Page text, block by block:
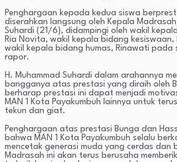
Penghargaan kepada kedua siswa
diserahkan langsung oleh Kepala
Suhardi (21/6), didampingi oleh wakil
Ria Novita, wakil kepala bidang kesiswaan,
wakil kepala bidang humas, Rinawati pada
rapor.
H. Muhammad Suhardi dalam arahannya
bangganya atas prestasi yang diraih oleh
berharap prestasi ini dapat menjadi
MAN 1 Kota Payakumbuh lainnya untuk
tekun dan giat.
Penghargaan atas prestasi Bunga dan
bahwa MAN 1 Kota Payakumbuh selalu
mencetak generasi muda yang cerdas dan
Madrasah ini akan terus berusaha